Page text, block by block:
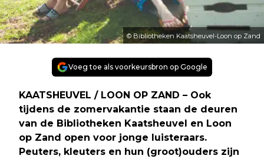
© Bibliotheken Kaatsheuvel-Loon op Zand
Voeg toe als voorkeursbron op Google
KAATSHEUVEL / LOON OP ZAND – Ook
tijdens de zomervakantie staan de deuren
van de Bibliotheken Kaatsheuvel en Loon
op Zand open voor jonge luisteraars.
Peuters, kleuters en hun (groot)ouders zijn